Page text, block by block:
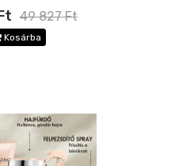
49 827 Ft
Kosárba